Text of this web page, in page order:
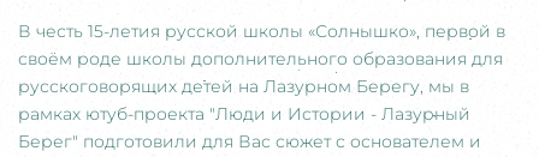
В честь 15-летия русской школы «Солнышко», первой в
своём роде школы дополнительного образования для
русскоговорящих детей на Лазурном Берегу, мы в
рамках ютуб-проекта "Люди и Истории - Лазурный
Берег" подготовили для Вас сюжет с основателем и